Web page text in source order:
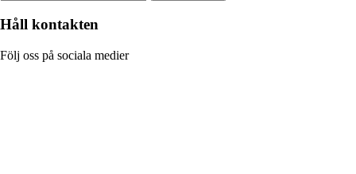
Håll kontakten
Följ oss på sociala medier